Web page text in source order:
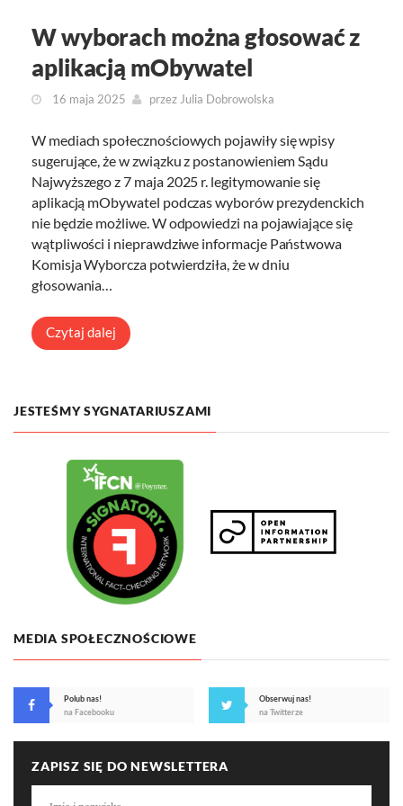
W wyborach można głosować z
aplikacją mObywatel
16 maja 2025 przezJulia Dobrowolska
W mediach społecznościowych pojawiły się wpisy
sugerujące, że w związku z postanowieniem Sądu
Najwyższego z 7 maja 2025 r. legitymowanie się
aplikacją mObywatel podczas wyborów prezydenckich
nie będzie możliwe. W odpowiedzi na pojawiające się
wątpliwości i nieprawdziwe informacje Państwowa
Komisja Wyborcza potwierdziła, że w dniu
głosowania…
Czytaj dalej
JESTEŚMY SYGNATARIUSZAMI
MEDIA SPOŁECZNOŚCIOWE
Polub nas!
na Facebooku
Obserwuj nas!
na Twitterze
ZAPISZ SIĘ DO NEWSLETTERA